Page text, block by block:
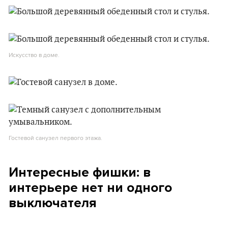
Искусство в доме.
Гостевой санузел первого этажа.
Интересные фишки: в
интерьере нет ни одного
выключателя